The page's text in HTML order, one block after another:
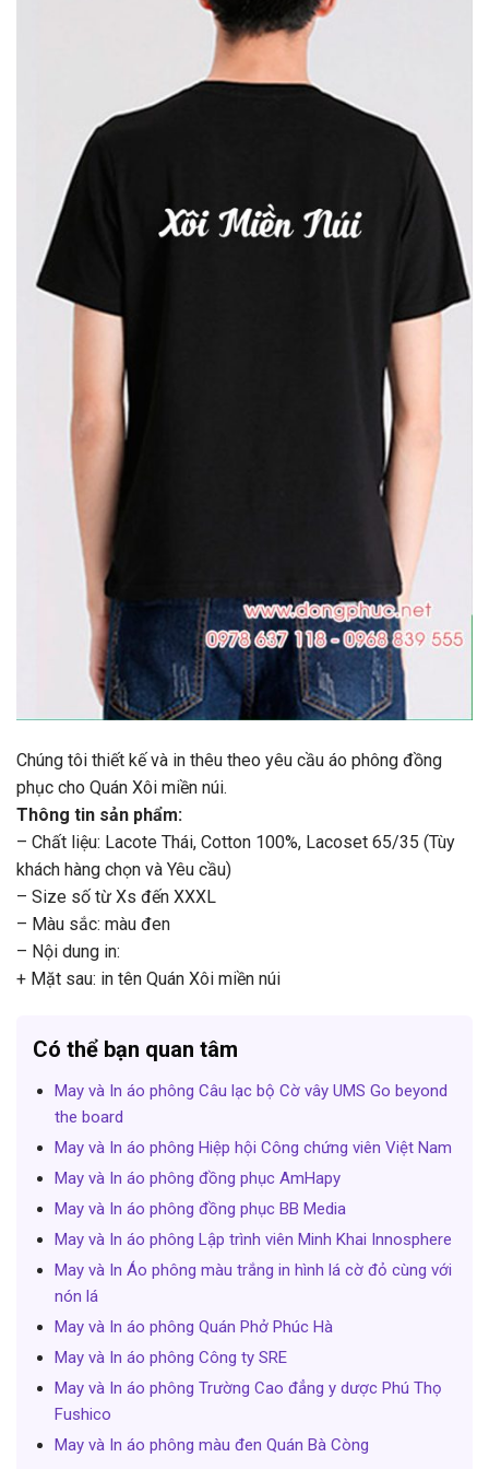
Chúng tôi thiết kế và in thêu theo yêu cầu áo phông đồng
phục cho Quán Xôi miền núi.
Thông tin sản phẩm:
– Chất liệu: Lacote Thái, Cotton 100%, Lacoset 65/35 (Tùy
khách hàng chọn và Yêu cầu)
– Size số từ Xs đến XXXL
– Màu sắc: màu đen
– Nội dung in:
+ Mặt sau: in tên Quán Xôi miền núi
Có thể bạn quan tâm
May và In áo phông Câu lạc bộ Cờ vây UMS Go beyond
the board
May và In áo phông Hiệp hội Công chứng viên Việt Nam
May và In áo phông đồng phục AmHapy
May và In áo phông đồng phục BB Media
May và In áo phông Lập trình viên Minh Khai Innosphere
May và In Áo phông màu trắng in hình lá cờ đỏ cùng với
nón lá
May và In áo phông Quán Phở Phúc Hà
May và In áo phông Công ty SRE
May và In áo phông Trường Cao đẳng y dược Phú Thọ
Fushico
May và In áo phông màu đen Quán Bà Còng